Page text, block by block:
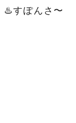
♨️すぽんさ〜